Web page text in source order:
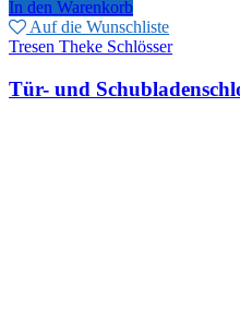
In den Warenkorb
Auf die Wunschliste
Tresen Theke Schlösser
Tür- und